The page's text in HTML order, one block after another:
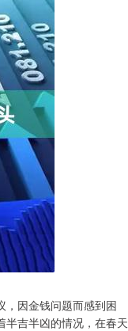
，因金钱问题而感到困
半吉半凶的情况，在春天